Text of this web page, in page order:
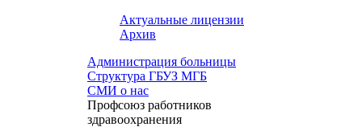
Актуальные лицензии
Архив
Администрация больницы
Структура ГБУЗ МГБ
СМИ о нас
Профсоюз работников
здравоохранения